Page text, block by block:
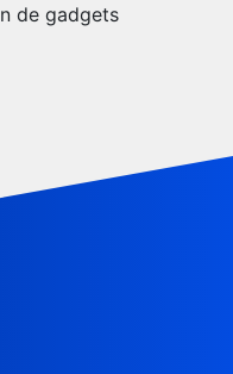
de gadgets